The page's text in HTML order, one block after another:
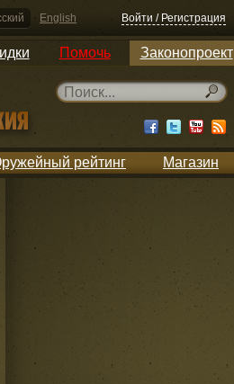
English Войти / Регистрация
Помочь Законопроект
рейтинг Магазин